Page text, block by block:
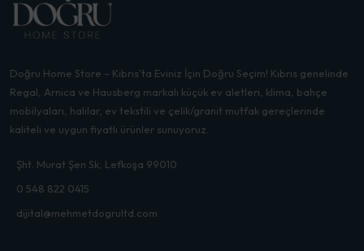
Doğru Home Store – Kıbrıs’ta Eviniz İçin Doğru Seçim! Kıbrıs genelinde
Regal, Arnica ve Hausberg markalı küçük ev aletleri, klima, bahçe
mobilyaları, halılar, ev tekstili ve çelik/granit mutfak gereçlerinde
kaliteli ve uygun fiyatlı ürünler sunuyoruz.
Şht. Murat Şen Sk, Lefkoşa 99010
0 548 822 0415
dijital@mehmetdogrultd.com